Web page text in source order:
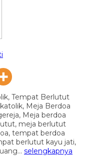
Tempat Berlutut
Meja Berdoa
Meja berdoa
meja berlutut
tempat berdoa
berlutut kayu jati,
selengkapnya